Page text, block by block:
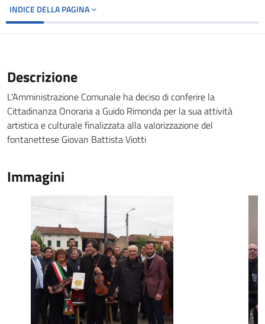
INDICE DELLA PAGINA
Descrizione
L'Amministrazione Comunale ha deciso di conferire la
Cittadinanza Onoraria a Guido Rimonda per la sua attività
artistica e culturale finalizzata alla valorizzazione del
fontanettese Giovan Battista Viotti
Immagini